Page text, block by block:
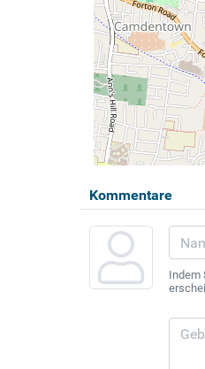
Kommentare
Indem